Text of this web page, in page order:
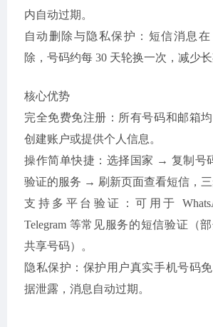
内自动过期。
自动删除与隐私保护：短信消息在
除，号码约每 30 天轮换一次，减少长
核心优势
完全免费免注册：所有号码和邮箱
创建账户或提供个人信息。
操作简单快捷：选择国家 → 复制号
验证的服务 → 刷新页面查看短信，三
支持多平台验证：可用于
Telegram 等常见服务的短信验证（
共享号码）。
隐私保护：保护用户真实手机号码
据泄露，消息自动过期。